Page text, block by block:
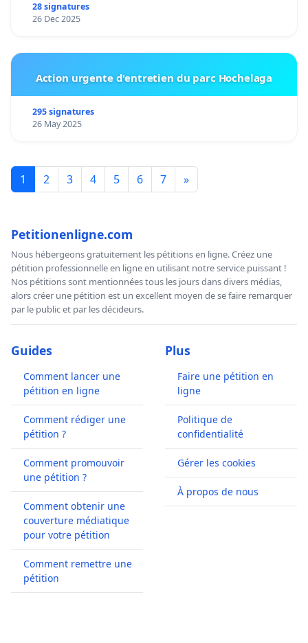
28 signatures
26 Dec 2025
Action urgente d'entretien du parc Hochelaga
295 signatures
26 May 2025
1 2 3 4 5 6 7 »
Petitionenligne.com
Nous hébergeons gratuitement les pétitions en ligne. Créez une
pétition professionnelle en ligne en utilisant notre service puissant !
Nos pétitions sont mentionnées tous les jours dans divers médias,
alors créer une pétition est un excellent moyen de se faire remarquer
par le public et par les décideurs.
Guides
Comment lancer une
pétition en ligne
Comment rédiger une
pétition ?
Comment promouvoir
une pétition ?
Comment obtenir une
couverture médiatique
pour votre pétition
Comment remettre une
pétition
Plus
Faire une pétition en
ligne
Politique de
confidentialité
Gérer les cookies
À propos de nous